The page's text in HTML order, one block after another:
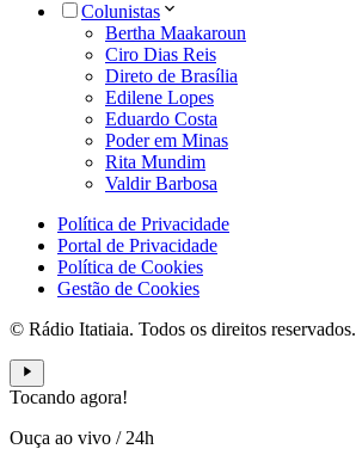
Colunistas
Bertha Maakaroun
Ciro Dias Reis
Direto de Brasília
Edilene Lopes
Eduardo Costa
Poder em Minas
Rita Mundim
Valdir Barbosa
Política de Privacidade
Portal de Privacidade
Política de Cookies
Gestão de Cookies
© Rádio Itatiaia. Todos os direitos reservados.
Tocando agora!
Ouça ao vivo / 24h